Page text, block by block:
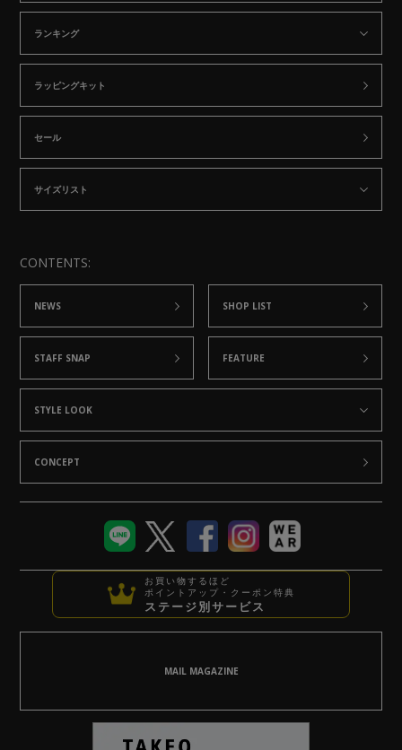
ランキング
ラッピングキット
セール
サイズリスト
CONTENTS:
NEWS
STAFF SNAP
SHOP LIST
FEATURE
STYLE LOOK
CONCEPT
お買い物するほど
ポイントアップ・クーポン特典
ステージ別サービス
MAIL MAGAZINE